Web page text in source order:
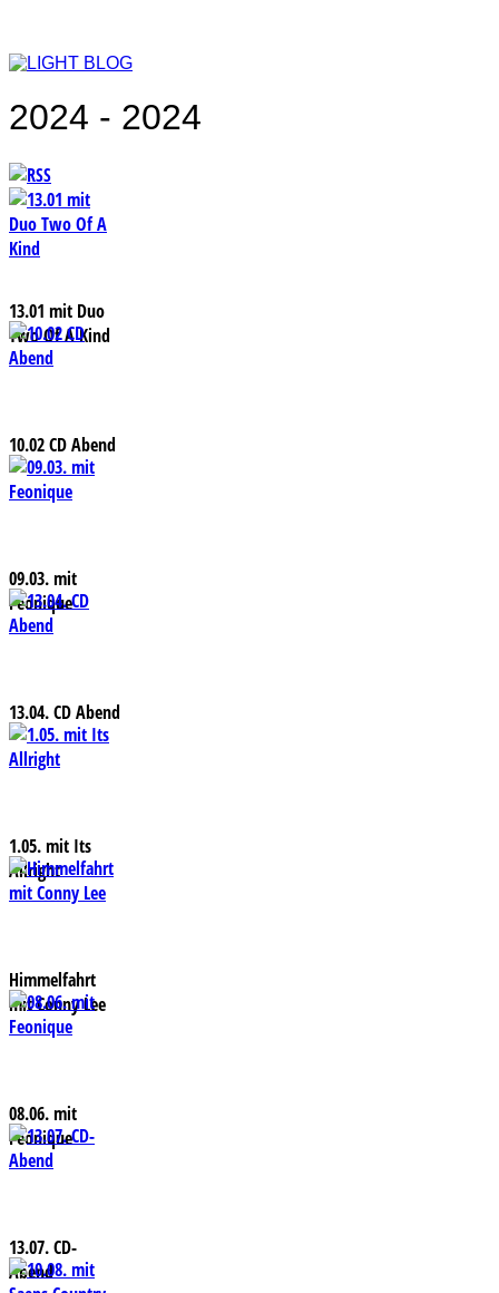
2024 - 2024
13.01 mit Duo
Two Of A Kind
10.02 CD Abend
09.03. mit
Feonique
13.04. CD Abend
1.05. mit Its
Allright
Himmelfahrt
mit Conny Lee
08.06. mit
Feonique
13.07. CD-
Abend